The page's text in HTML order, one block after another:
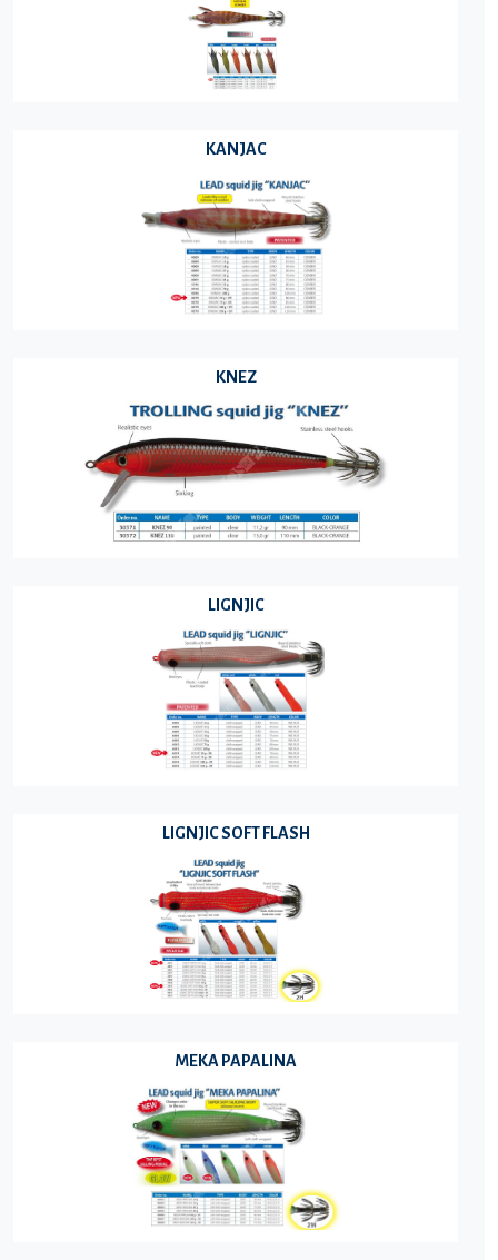
KANJAC
KNEZ
LIGNJIC
LIGNJIC SOFT FLASH
MEKA PAPALINA